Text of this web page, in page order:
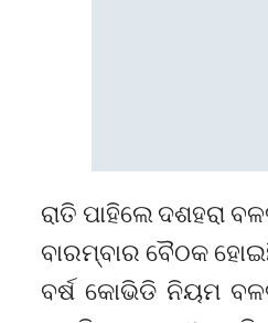
ରାତି ପାହିଲେ ଦଶହରା
ବାରମ୍ବାର ବୈଠକ
ବର୍ଷ କୋଭିଡି ନିୟମ